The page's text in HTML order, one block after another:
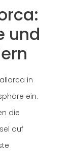
und
in
ein.
die
auf